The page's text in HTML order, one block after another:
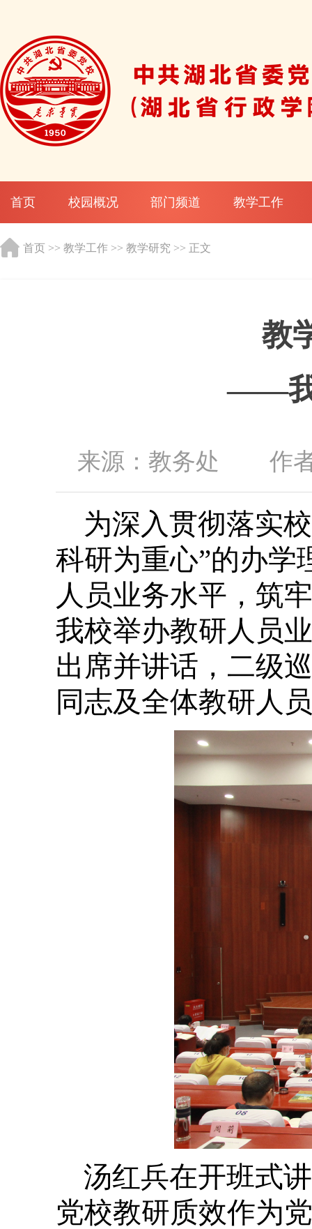
首页 校园概况 部门频道 教学工作
首页 >> 教学工作 >> 教学研究 >> 正文
教
——我
来源：教务处 作者
为深入贯彻落实
科研为重心”的办学
人员业务水平，筑
我校举办教研人员
出席并讲话，二级
同志及全体教研人
汤红兵在开班式
党校教研质效作为